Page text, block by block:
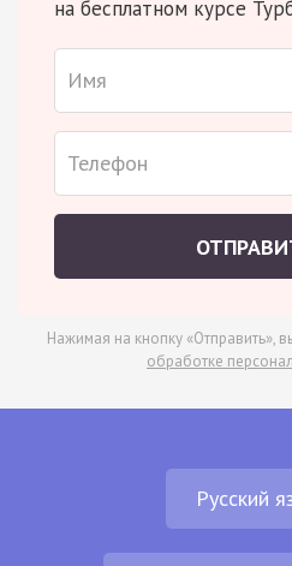
на бесплатном курсе
Нажимая на кнопку «Отправить»,
обработке
Русский